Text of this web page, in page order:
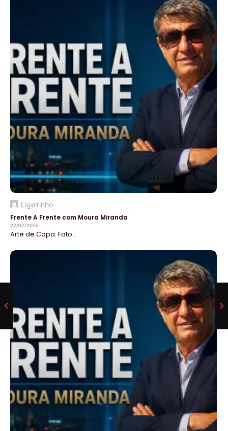
Ligeirinho
Frente A Frente com Moura Miranda
27/07/2026
Arte de Capa: Foto...